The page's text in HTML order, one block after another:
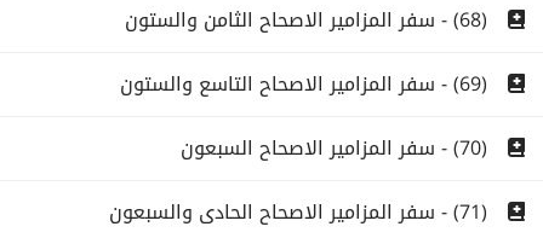
(68) - سفر المزامير الاصحاح الثامن والستون
(69) - سفر المزامير الاصحاح التاسع والستون
(70) - سفر المزامير الاصحاح السبعون
(71) - سفر المزامير الاصحاح الحادى والسبعون